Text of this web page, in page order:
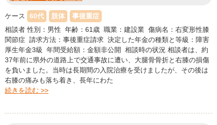
ケース 60代 肢体
事後重症
相談者 性別：男性 年齢：61歳 職業：建設業 傷病名：右変形性膝
関節症 請求方法：事後重症請求 決定した年金の種類と等級：障害
厚生年金3級 年間受給額：金額非公開 相談時の状況 相談者は、約
37年前に県外の道路上で交通事故に遭い、大腿骨骨折と右膝の損傷
を負いました。当時は長期間の入院治療を受けましたが、その後は
右膝の痛みも落ち着き、長年にわた
続きを読む >>